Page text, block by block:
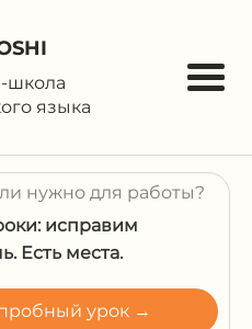
школа
языка
нужно для работы?
исправим
Есть места.
урок →